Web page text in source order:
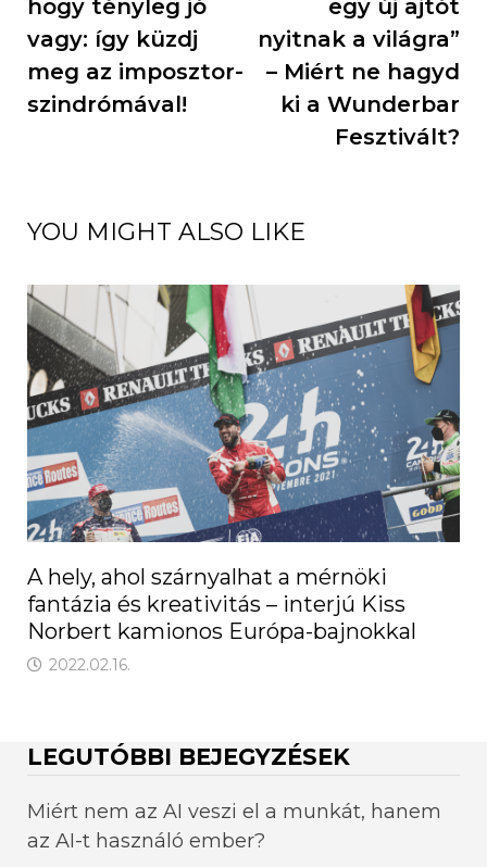
hogy tényleg jó
vagy: így küzdj
meg az imposztor-
szindrómával!
egy új ajtót
nyitnak a világra”
– Miért ne hagyd
ki a Wunderbar
Fesztivált?
YOU MIGHT ALSO LIKE
A hely, ahol szárnyalhat a mérnöki
fantázia és kreativitás – interjú Kiss
Norbert kamionos Európa-bajnokkal
2022.02.16.
LEGUTÓBBI BEJEGYZÉSEK
Miért nem az AI veszi el a munkát, hanem
az AI-t használó ember?